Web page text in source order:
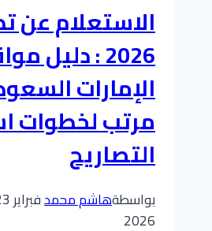
الخاصة
عبر
منصة
أبشر
استعلام
عن
معاملة
زواج؟
الاستعلام عن
2026 : دليل
الإمارات
مرتب لخطوات
التصاريح
بواسطةهاشم محمدفبراير 23, 2026
2026